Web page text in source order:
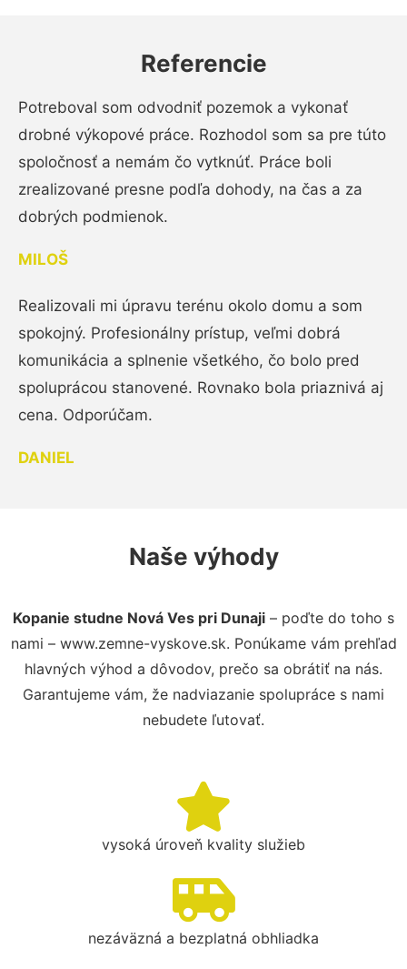
Referencie
Potreboval som odvodniť pozemok a vykonať
drobné výkopové práce. Rozhodol som sa pre túto
spoločnosť a nemám čo vytknúť. Práce boli
zrealizované presne podľa dohody, na čas a za
dobrých podmienok.
MILOŠ
Realizovali mi úpravu terénu okolo domu a som
spokojný. Profesionálny prístup, veľmi dobrá
komunikácia a splnenie všetkého, čo bolo pred
spoluprácou stanovené. Rovnako bola priaznivá aj
cena. Odporúčam.
DANIEL
Naše výhody
Kopanie studne Nová Ves pri Dunaji – poďte do toho s
nami – www.zemne-vyskove.sk. Ponúkame vám prehľad
hlavných výhod a dôvodov, prečo sa obrátiť na nás.
Garantujeme vám, že nadviazanie spolupráce s nami
nebudete ľutovať.
vysoká úroveň kvality služieb
nezáväzná a bezplatná obhliadka